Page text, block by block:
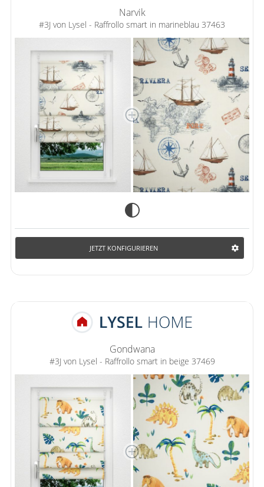
Narvik
#3J von Lysel - Raffrollo smart in marineblau 37463
JETZT KONFIGURIEREN
Gondwana
#3J von Lysel - Raffrollo smart in beige 37469